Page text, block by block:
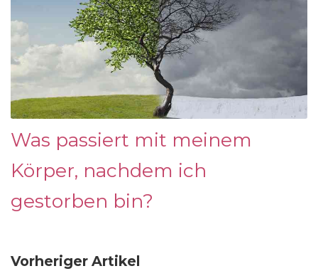
Was passiert mit meinem
Körper, nachdem ich
gestorben bin?
Vorheriger Artikel